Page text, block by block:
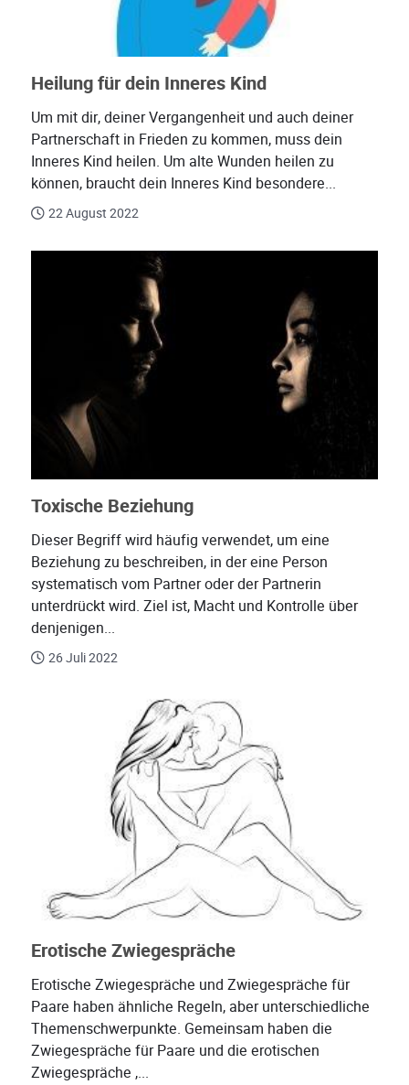
Heilung für dein Inneres Kind
Um mit dir, deiner Vergangenheit und auch deiner
Partnerschaft in Frieden zu kommen, muss dein
Inneres Kind heilen. Um alte Wunden heilen zu
können, braucht dein Inneres Kind besondere...
22 August 2022
Toxische Beziehung
Dieser Begriff wird häufig verwendet, um eine
Beziehung zu beschreiben, in der eine Person
systematisch vom Partner oder der Partnerin
unterdrückt wird. Ziel ist, Macht und Kontrolle über
denjenigen...
26 Juli 2022
Erotische Zwiegespräche
Erotische Zwiegespräche und Zwiegespräche für
Paare haben ähnliche Regeln, aber unterschiedliche
Themenschwerpunkte. Gemeinsam haben die
Zwiegespräche für Paare und die erotischen
Zwiegespräche ,...